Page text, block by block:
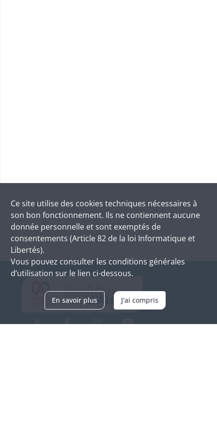
Ce site utilise des cookies techniques nécessaires à
son bon fonctionnement. Ils ne contiennent aucune
donnée personnelle et sont exemptés de
consentements (Article 82 de la loi Informatique et
Libertés).
Vous pouvez consulter les conditions générales
d’utilisation sur le lien ci-dessous.
En savoir plus J'ai compris